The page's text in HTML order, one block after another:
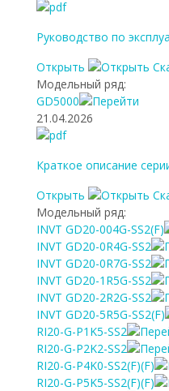
Руководство по
Открыть
Модельный ряд:
GD5000
21.04.2026
Краткое описание
Открыть
Модельный ряд:
INVT GD20-004G-SS2(F)
INVT GD20-0R4G-SS2
INVT GD20-0R7G-SS2
INVT GD20-1R5G-SS2
INVT GD20-2R2G-SS2
INVT GD20-5R5G-SS2(F)
RI20-G-P1K5-SS2
RI20-G-P2K2-SS2
RI20-G-P4K0-SS2(F)(F)
RI20-G-P5K5-SS2(F)(F)